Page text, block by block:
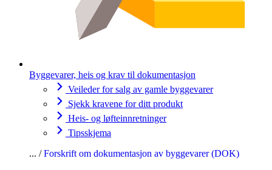
Byggevarer, heis og krav til dokumentasjon
Veileder for salg av gamle byggevarer
Sjekk kravene for ditt produkt
Heis- og løfteinnretninger
Tipsskjema
Forskrift om dokumentasjon av byggevarer (DOK)